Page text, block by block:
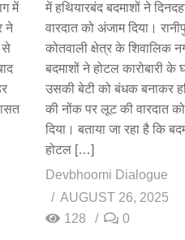
में
ने
से
में हथियारबंद बदमाशों ने
वारदात को अंजाम दिया।
कोतवाली क्षेत्र के शिवालिक
बदमाशों ने होटल कारोबारी के
उसकी बेटी को बंधक बनाकर
की नोंक पर लूट की वारदात
दिया। बताया जा रहा है कि
होटल […]
Devbhoomi Dialogue
AUGUST 26, 2025
128
0